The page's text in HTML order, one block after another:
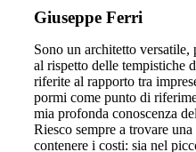
Giuseppe Ferri
Sono un architetto versatile,
al rispetto delle tempistiche
riferite al rapporto tra
pormi come punto di
mia profonda conoscenza
Riesco sempre a trovare
contenere i costi: sia nel